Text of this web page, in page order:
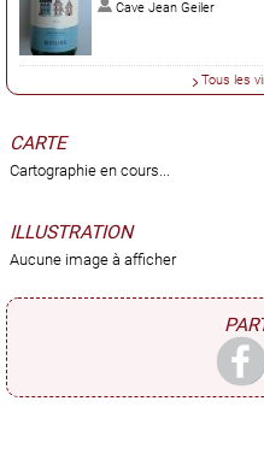
Cave Jean Geiler
Tous les
CARTE
Cartographie en cours...
ILLUSTRATION
Aucune image à afficher